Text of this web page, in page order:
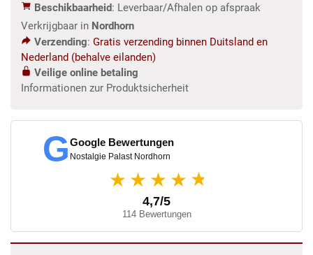
Beschikbaarheid: Leverbaar/Afhalen op afspraak
Verkrijgbaar in Nordhorn
Verzending: Gratis verzending binnen Duitsland en
Nederland (behalve eilanden)
Veilige online betaling
Informationen zur Produktsicherheit
GGoogle Bewertungen
Nostalgie Palast Nordhorn
★★★★ ★
4,7/5
114 Bewertungen